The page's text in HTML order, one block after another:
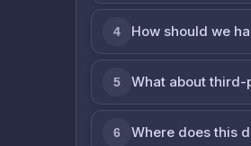
4 How should we
5 What about
6 Where does this